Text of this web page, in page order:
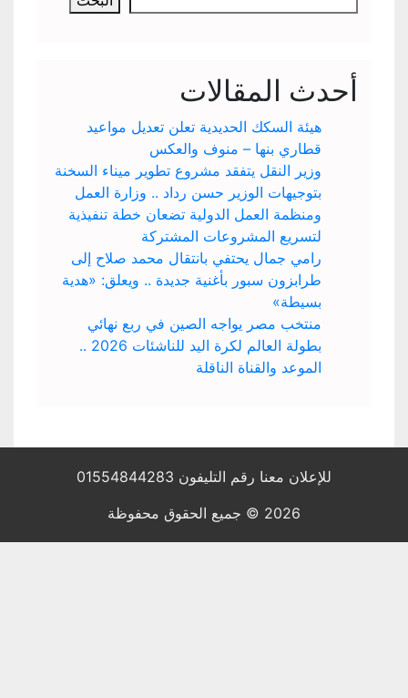
المقالات
هيئة السكك الحديدية تعلن تعديل مواعيد
قطاري بنها – منوف والعكس
وزير النقل يتفقد مشروع تطوير ميناء السخنة
بتوجيهات الوزير حسن رداد .. وزارة العمل
ومنظمة العمل الدولية تضعان خطة تنفيذية
لتسريع المشروعات المشتركة
رامي جمال يحتفي بانتقال محمد صلاح إلى
طرابزون سبور بأغنية جديدة .. ويعلق: «هدية
منتخب مصر يواجه الصين في ربع نهائي
بطولة العالم لكرة اليد للناشئات 2026 ..
الموعد والقناة الناقلة
للإعلان معنا رقم التليفون 01554844283